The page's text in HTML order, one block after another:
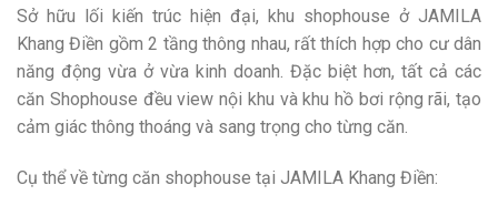
Sở hữu lối kiến trúc hiện đại, khu shophouse ở JAMILA
Khang Điền gồm 2 tầng thông nhau, rất thích hợp cho cư dân
năng động vừa ở vừa kinh doanh. Đặc biệt hơn, tất cả các
căn Shophouse đều view nội khu và khu hồ bơi rộng rãi, tạo
cảm giác thông thoáng và sang trọng cho từng căn.
Cụ thể về từng căn shophouse tại JAMILA Khang Điền: